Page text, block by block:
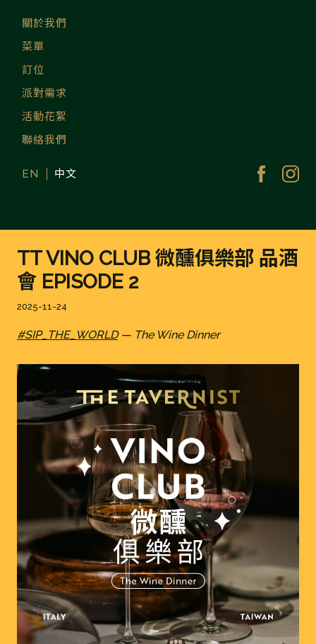
台北最時
廳
關於我們
菜單
訂位
派對需求
活動花絮
聯絡我們
EN 中文
TT VINO CLUB 微醺俱樂部 品酒
會 EPISODE 2
Posted
2025-11-24
#SIP_THE_WORLD— The Wine Dinner